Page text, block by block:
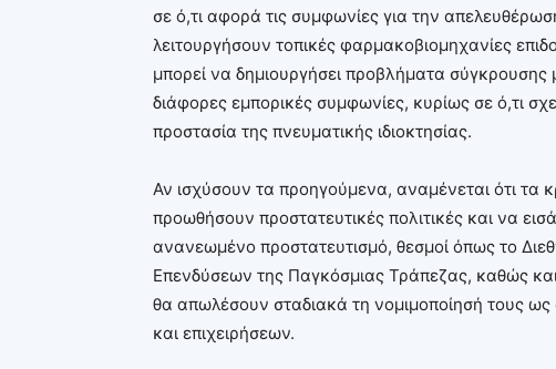
σε ό,τι αφορά τις συμφωνίες για την
λειτουργήσουν τοπικές φαρμακοβιομηχανίες
μπορεί να δημιουργήσει προβλήματα σύγκρουσης
διάφορες εμπορικές συμφωνίες, κυρίως σε ό,τι
προστασία της πνευματικής ιδιοκτησίας.
Αν ισχύσουν τα προηγούμενα, αναμένεται ότι τα
προωθήσουν προστατευτικές πολιτικές και να
ανανεωμένο προστατευτισμό, θεσμοί όπως το
Επενδύσεων της Παγκόσμιας Τράπεζας, καθώς
θα απωλέσουν σταδιακά τη νομιμοποίησή τους
και επιχειρήσεων.